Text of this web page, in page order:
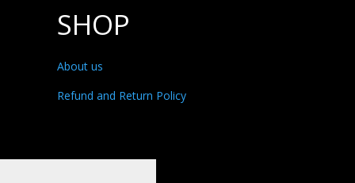
SHOP
About us
Refund and Return Policy